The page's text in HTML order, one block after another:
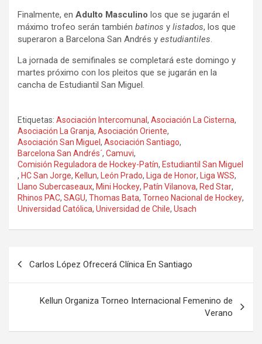
Finalmente, en Adulto Masculino los que se jugarán el
máximo trofeo serán también batinos y listados, los que
superaron a Barcelona San Andrés y estudiantiles
La jornada de semifinales se completará este domingo y
martes próximo con los pleitos que se jugarán en la
cancha de Estudiantil San Miguel.
Etiquetas: Asociación Intercomunal, Asociación La Cisterna,
Asociación La Granja, Asociación Oriente,
Asociación San Miguel, Asociación Santiago,
Barcelona San Andrés´, Camuvi,
Comisión Reguladora de Hockey-Patín, Estudiantil San Miguel
, HC San Jorge, Kellun, León Prado, Liga de Honor, Liga WSS,
Llano Subercaseaux, Mini Hockey, Patín Vilanova, Red Star,
Rhinos PAC, SAGU, Thomas Bata, Torneo Nacional de Hockey,
Universidad Católica, Universidad de Chile, Usach
Carlos López Ofrecerá Clínica En Santiago
Kellun Organiza Torneo Internacional Femenino de
Verano